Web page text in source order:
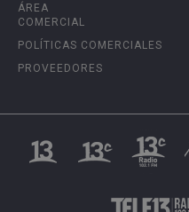
ÁREA
COMERCIAL
POLÍTICAS COMERCIALES
PROVEEDORES